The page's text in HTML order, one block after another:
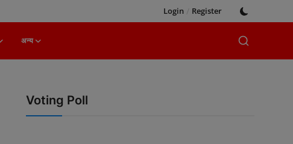
Login / Register
अन्य
Voting Poll